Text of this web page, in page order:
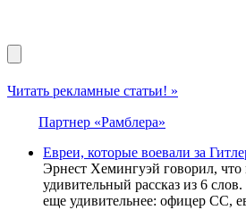
Читать рекламные статьи! »
Партнер «Рамблера»
Евреи, которые воевали за
Эрнест Хемингуэй говорил, что
удивительный рассказ из 6
еще удивительнее: офицер СС,